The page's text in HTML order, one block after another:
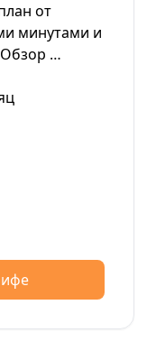
от
минутами и
Обзор …